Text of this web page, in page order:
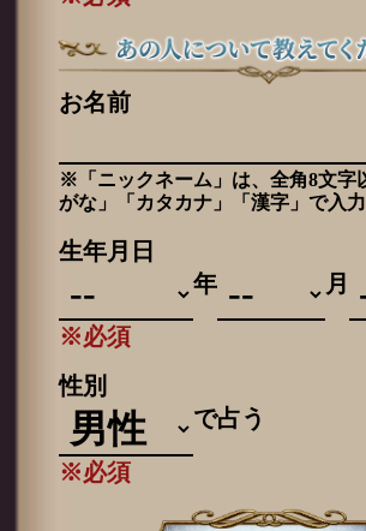
お名前
※「ニックネーム」は、全角8文字
がな」「カタカナ」「漢字」で入力
生年月日
年
月
※必須
性別
で占う
※必須